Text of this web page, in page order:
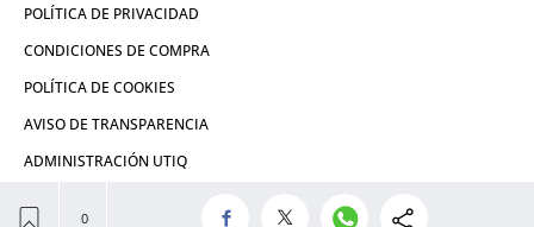
POLÍTICA DE PRIVACIDAD
CONDICIONES DE COMPRA
POLÍTICA DE COOKIES
AVISO DE TRANSPARENCIA
ADMINISTRACIÓN UTIQ